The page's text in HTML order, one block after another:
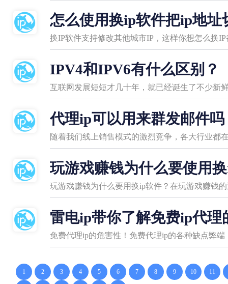
怎么使用换ip软件把ip地址
IPV4和IPV6有什么区别？
互联网发展短短才几十年，就已经诞生了不少新
代理ip可以用来群发邮件吗
玩游戏赚钱为什么要使用
玩游戏赚钱为什么要用换ip软件？在玩游戏赚钱
雷电ip带你了解免费ip代理
免费代理ip的危害性！免费代理ip的各种缺点弊
1 2 3 4 5 6 7 8 9 10 11